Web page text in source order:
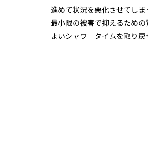
進めて状況を悪化させてし
最小限の被害で抑えるため
よいシャワータイムを取り戻